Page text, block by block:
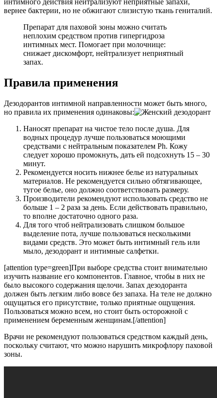
вернее бактерии, но не обжигают слизистую ткань гениталий.
Препарат для паховой зоны можно считать
неплохим средством против гипергидроза
интимных мест. Помогает при молочнице:
снижает дискомфорт, нейтрализует неприятный
запах.
Правила применения
Дезодорантов интимной направленности может быть много,
но правила их применения одинаковы:
Наносят препарат на чистое тело после душа. Для
водных процедур лучше пользоваться моющими
средствами с нейтральным показателем Ph. Кожу
следует хорошо промокнуть, дать ей подсохнуть 15 – 30
минут.
Рекомендуется носить нижнее белье из натуральных
материалов. Не рекомендуется сильно обтягивающее,
тугое белье, оно должно соответствовать размеру.
Производители рекомендуют использовать средство не
больше 1 – 2 раза за день. Если действовать правильно,
то вполне достаточно одного раза.
Для того чтоб нейтрализовать слишком большое
выделение пота, лучше пользоваться несколькими
видами средств. Это может быть интимный гель или
мыло, дезодорант и интимные салфетки.
[attention type=green]При выборе средства стоит внимательно
изучить название его компонентов. Главное, чтобы в них не
было высокого содержания щелочи. Запах дезодоранта
должен быть легким либо вовсе без запаха. На теле не должно
ощущаться его присутствие, только приятные ощущения.
Пользоваться можно всем, но стоит быть осторожной с
применением беременным женщинам.[/attention]
Врачи не рекомендуют пользоваться средством каждый день,
поскольку считают, что можно нарушить микрофлору паховой
зоны.